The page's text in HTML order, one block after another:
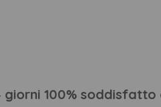
giorni 100%